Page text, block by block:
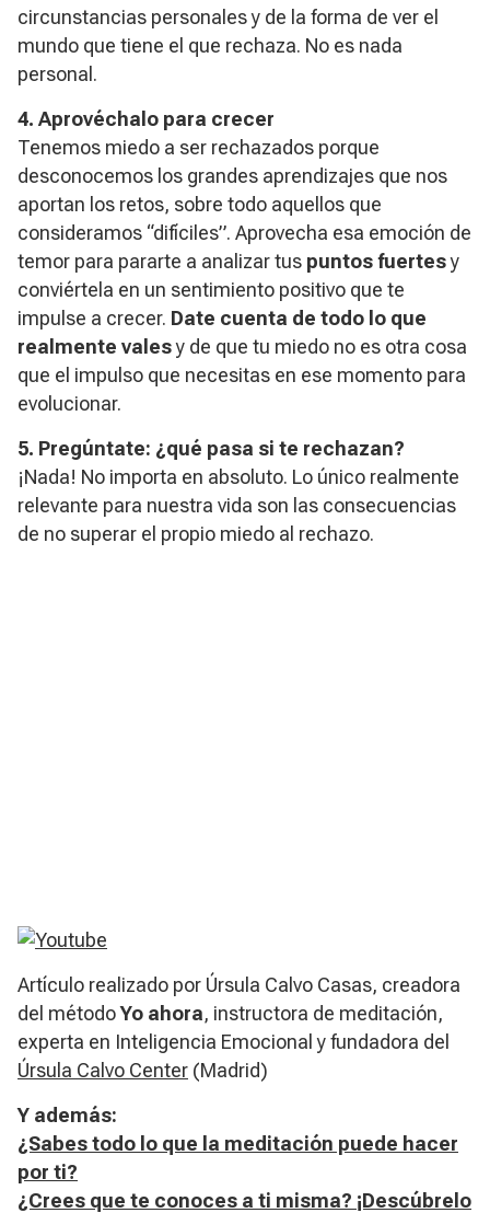
circunstancias personales y de la forma de ver el
mundo que tiene el que rechaza. No es nada
personal.
4. Aprovéchalo para crecer
Tenemos miedo a ser rechazados porque
desconocemos los grandes aprendizajes que nos
aportan los retos, sobre todo aquellos que
consideramos “difíciles”. Aprovecha esa emoción de
temor para pararte a analizar tus puntos fuertesy
conviértela en un sentimiento positivo que te
impulse a crecer. Date cuenta de todo lo que
realmente valesy de que tu miedo no es otra cosa
que el impulso que necesitas en ese momento para
evolucionar.
5. Pregúntate: ¿qué pasa si te rechazan?
¡Nada! No importa en absoluto. Lo único realmente
relevante para nuestra vida son las consecuencias
de no superar el propio miedo al rechazo.
Artículo realizado por Úrsula Calvo Casas, creadora
del métodoYo ahora, instructora de meditación,
experta en Inteligencia Emocional y fundadora del
Úrsula Calvo Center (Madrid)
Y además:
¿Sabes todo lo que la meditación puede hacer
por ti?
¿Crees que te conoces a ti misma? ¡Descúbrelo